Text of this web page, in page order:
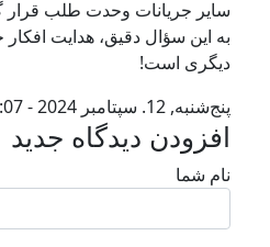
سایر جریانات وحدت طلب قرار
به این سؤال دقیق، هدایت افکار
دیگری است!
پنج‌شنبه, 12. سپتامبر 2024 - 19:07
افزودن دیدگاه جدید
نام شما